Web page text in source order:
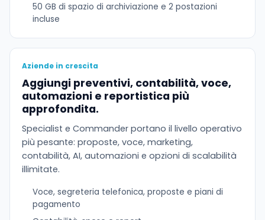
50 GB di spazio di archiviazione e 2 postazioni
incluse
Aziende in crescita
Aggiungi preventivi, contabilità, voce,
automazioni e reportistica più
approfondita.
Specialist e Commander portano il livello operativo
più pesante: proposte, voce, marketing,
contabilità, AI, automazioni e opzioni di scalabilità
illimitate.
Voce, segreteria telefonica, proposte e piani di
pagamento